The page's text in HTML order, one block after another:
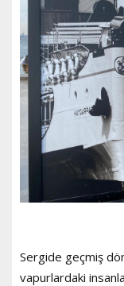
Sergide geçmiş
vapurlardaki